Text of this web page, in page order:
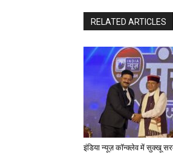
RELATED ARTICLES
इंडिया न्यूज़ कॉन्क्लेव में सुक्खू